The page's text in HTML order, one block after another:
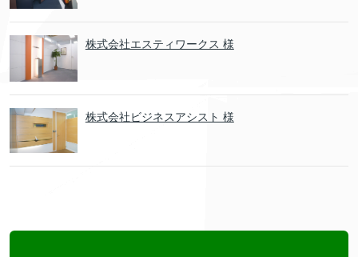
株式会社エスティワークス 様
株式会社ビジネスアシスト 様